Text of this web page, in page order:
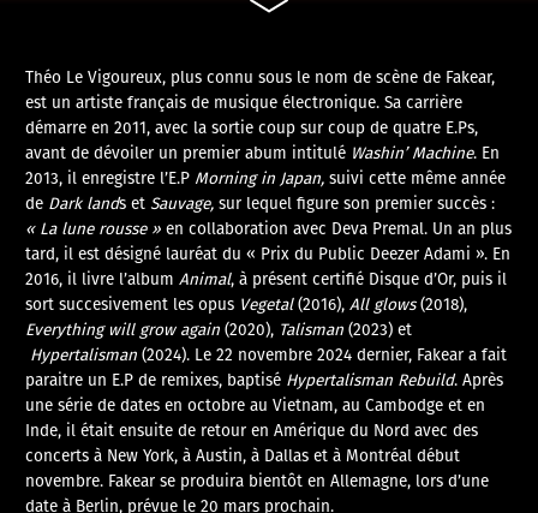
Théo Le Vigoureux, plus connu sous le nom de scène de Fakear,
est un artiste français de musique électronique. Sa carrière
démarre en 2011, avec la sortie coup sur coup de quatre E.Ps,
avant de dévoiler un premier abum intitulé Washin’ Machine. En
2013, il enregistre l’E.P Morning in Japan,suivi cette même année
de Dark lands et Sauvage,sur lequel figure son premier succès :
« La lune rousse »en collaboration avec Deva Premal. Un an plus
tard, il est désigné lauréat du « Prix du Public Deezer Adami ». En
2016, il livre l’albumAnimal, à présent certifié Disque d’Or, puis il
sort succesivement les opus Vegetal(2016),All glows(2018),
Everything will grow again (2020), Talisman (2023) et
Hypertalisman (2024). Le 22 novembre 2024 dernier, Fakear a fait
paraitre un E.P de remixes, baptisé Hypertalisman Rebuild. Après
une série de dates en octobre au Vietnam, au Cambodge et en
Inde, il était ensuite de retour en Amérique du Nord avec des
concerts à New York, à Austin, à Dallas et à Montréal début
novembre. Fakear se produira bientôt en Allemagne, lors d’une
date à Berlin, prévue le 20 mars prochain.